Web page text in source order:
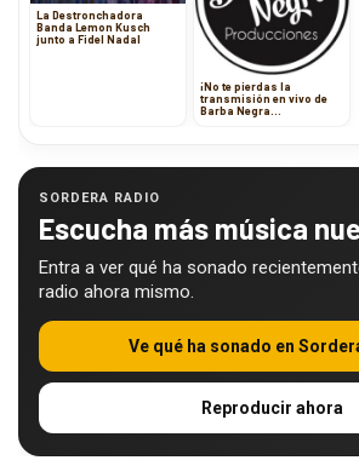
La Destronchadora
Banda Lemon Kusch
junto a Fidel Nadal
¡No te pierdas la
transmisión en vivo de
Barba Negra
SORDERA RADIO
Escucha más música
Entra a ver qué ha sonado
radio ahora mismo.
Ve qué ha sonado en
Reproducir ahora